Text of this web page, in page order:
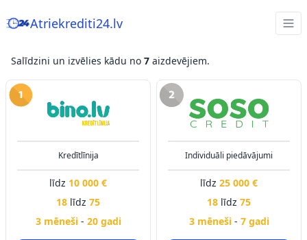
Atriekrediti24.lv
Salīdzini un izvēlies kādu no 7 aizdevējiem.
Kredītlīnija
līdz 10 000 €
18 līdz 75
3 mēneši - 20 gadi
Individuāli piedāvājumi
līdz 25 000 €
18 līdz 75
3 mēneši - 7 gadi